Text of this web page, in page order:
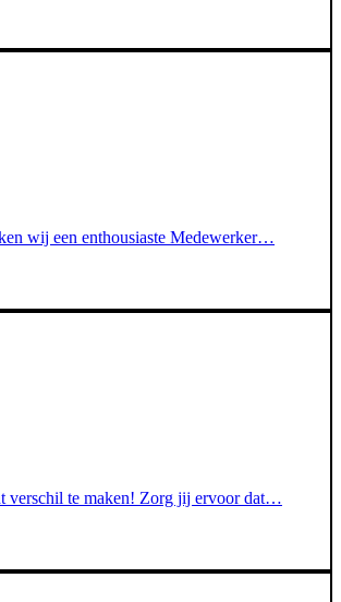
wij een enthousiaste Medewerker…
verschil te maken! Zorg jij ervoor dat…